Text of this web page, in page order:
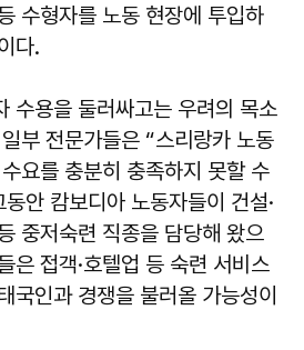
수형자를 노동 현장에 투입하
다.
수용을 둘러싸고는 우려의 목소
부 전문가들은 “스리랑카 노동
요를 충분히 충족하지 못할 수
안 캄보디아 노동자들이 건설·
중저숙련 직종을 담당해 왔으
은 접객·호텔업 등 숙련 서비스
국인과 경쟁을 불러올 가능성이